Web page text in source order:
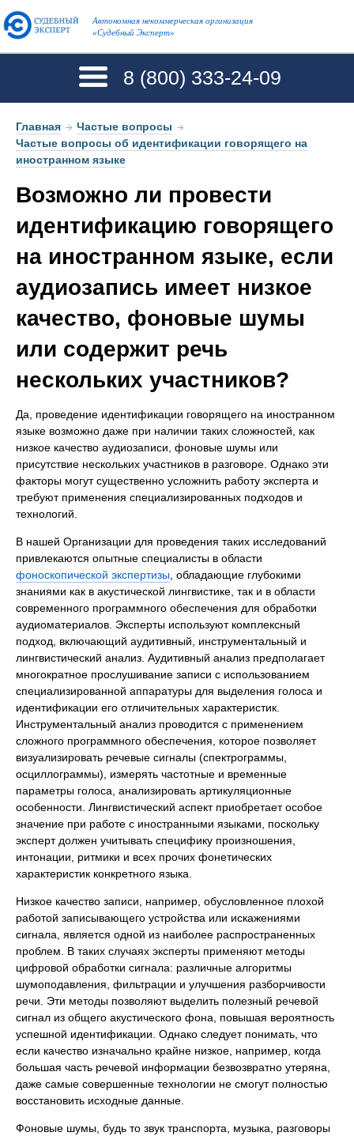
Автономная некоммерческая организация
«Судебный Эксперт»
8 (800) 333-24-09
Главная → Частые вопросы →
Частые вопросы об идентификации говорящего на
иностранном языке
Возможно ли провести
идентификацию говорящего
на иностранном языке, если
аудиозапись имеет низкое
качество, фоновые шумы
или содержит речь
нескольких участников?
Да, проведение идентификации говорящего на иностранном
языке возможно даже при наличии таких сложностей, как
низкое качество аудиозаписи, фоновые шумы или
присутствие нескольких участников в разговоре. Однако эти
факторы могут существенно усложнить работу эксперта и
требуют применения специализированных подходов и
технологий.
В нашей Организации для проведения таких исследований
привлекаются опытные специалисты в области
фоноскопической экспертизы, обладающие глубокими
знаниями как в акустической лингвистике, так и в области
современного программного обеспечения для обработки
аудиоматериалов. Эксперты используют комплексный
подход, включающий аудитивный, инструментальный и
лингвистический анализ. Аудитивный анализ предполагает
многократное прослушивание записи с использованием
специализированной аппаратуры для выделения голоса и
идентификации его отличительных характеристик.
Инструментальный анализ проводится с применением
сложного программного обеспечения, которое позволяет
визуализировать речевые сигналы (спектрограммы,
осциллограммы), измерять частотные и временные
параметры голоса, анализировать артикуляционные
особенности. Лингвистический аспект приобретает особое
значение при работе с иностранными языками, поскольку
эксперт должен учитывать специфику произношения,
интонации, ритмики и всех прочих фонетических
характеристик конкретного языка.
Низкое качество записи, например, обусловленное плохой
работой записывающего устройства или искажениями
сигнала, является одной из наиболее распространенных
проблем. В таких случаях эксперты применяют методы
цифровой обработки сигнала: различные алгоритмы
шумоподавления, фильтрации и улучшения разборчивости
речи. Эти методы позволяют выделить полезный речевой
сигнал из общего акустического фона, повышая вероятность
успешной идентификации. Однако следует понимать, что
если качество изначально крайне низкое, например, когда
большая часть речевой информации безвозвратно утеряна,
даже самые совершенные технологии не смогут полностью
восстановить исходные данные.
Фоновые шумы, будь то звук транспорта, музыка, разговоры